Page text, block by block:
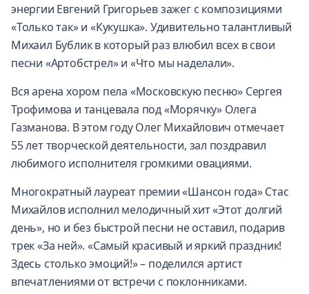
энергии Евгений Григорьев зажег с композициями
«Только так» и «Кукушка». Удивительно талантливый
Михаил Бублик в который раз влюбил всех в свои
песни «Артобстрел» и «Что мы наделали».
Вся арена хором пела «Московскую песню» Сергея
Трофимова и танцевала под «Морячку» Олега
Газманова. В этом году Олег Михайлович отмечает
55 лет творческой деятельности, зал поздравил
любимого исполнителя громкими овациями.
Многократный лауреат премии «Шансон года» Стас
Михайлов исполнил мелодичный хит «Этот долгий
день», но и без быстрой песни не оставил, подарив
трек «За ней». «Самый красивый и яркий праздник!
Здесь столько эмоций!» – поделился артист
впечатлениями от встречи с поклонниками.